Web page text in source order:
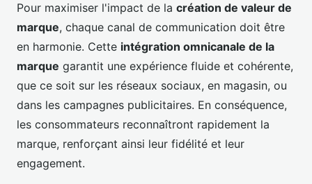
Pour maximiser l'impact de la création de valeur de
marque, chaque canal de communication doit être
en harmonie. Cette intégration omnicanale de la
marque garantit une expérience fluide et cohérente,
que ce soit sur les réseaux sociaux, en magasin, ou
dans les campagnes publicitaires. En conséquence,
les consommateurs reconnaîtront rapidement la
marque, renforçant ainsi leur fidélité et leur
engagement.